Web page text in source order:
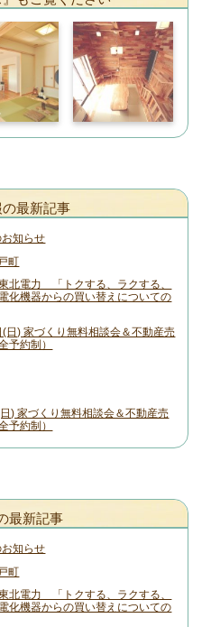
最新記事
知らせ
町
北電力 「トクする、ラクする、
化機器からの買い替えについての
日) 家づくり無料相談会＆不動産売
予約制）
) 家づくり無料相談会＆不動産売
予約制）
最新記事
知らせ
町
北電力 「トクする、ラクする、
化機器からの買い替えについての